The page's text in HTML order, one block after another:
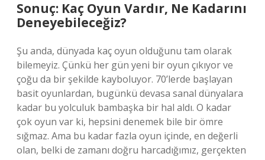
Sonuç: Kaç Oyun Vardır, Ne Kadarını
Deneyebileceğiz?
Şu anda, dünyada kaç oyun olduğunu tam olarak
bilemeyiz. Çünkü her gün yeni bir oyun çıkıyor ve
çoğu da bir şekilde kayboluyor. 70’lerde başlayan
basit oyunlardan, bugünkü devasa sanal dünyalara
kadar bu yolculuk bambaşka bir hal aldı. O kadar
çok oyun var ki, hepsini denemek bile bir ömre
sığmaz. Ama bu kadar fazla oyun içinde, en değerli
olan, belki de zamanı doğru harcadığımız, gerçekten